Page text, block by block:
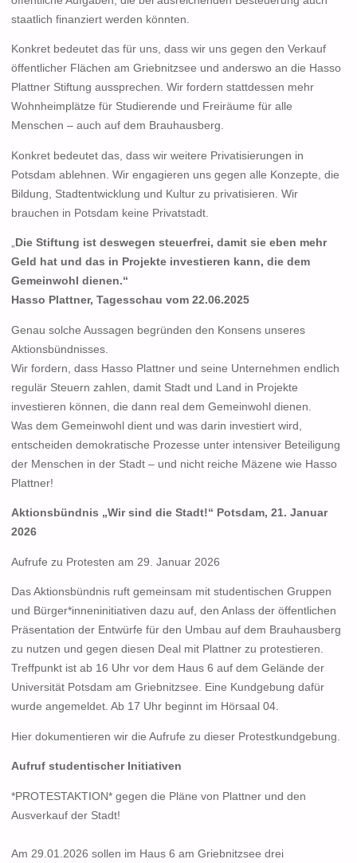
staatlich finanziert werden könnten.
Konkret bedeutet das für uns, dass wir uns gegen den Verkauf
öffentlicher Flächen am Griebnitzsee und anderswo an die Hasso
Plattner Stiftung aussprechen. Wir fordern stattdessen mehr
Wohnheimplätze für Studierende und Freiräume für alle
Menschen – auch auf dem Brauhausberg.
Konkret bedeutet das, dass wir weitere Privatisierungen in
Potsdam ablehnen. Wir engagieren uns gegen alle Konzepte, die
Bildung, Stadtentwicklung und Kultur zu privatisieren. Wir
brauchen in Potsdam keine Privatstadt.
„Die Stiftung ist deswegen steuerfrei, damit sie eben mehr
Geld hat und das in Projekte investieren kann, die dem
Gemeinwohl dienen.“
Hasso Plattner, Tagesschau vom 22.06.2025
Genau solche Aussagen begründen den Konsens unseres
Aktionsbündnisses.
Wir fordern, dass Hasso Plattner und seine Unternehmen endlich
regulär Steuern zahlen, damit Stadt und Land in Projekte
investieren können, die dann real dem Gemeinwohl dienen.
Was dem Gemeinwohl dient und was darin investiert wird,
entscheiden demokratische Prozesse unter intensiver Beteiligung
der Menschen in der Stadt – und nicht reiche Mäzene wie Hasso
Plattner!
Aktionsbündnis „Wir sind die Stadt!“ Potsdam, 21. Januar
2026
Aufrufe zu Protesten am 29. Januar 2026
Das Aktionsbündnis ruft gemeinsam mit studentischen Gruppen
und Bürger*inneninitiativen dazu auf, den Anlass der öffentlichen
Präsentation der Entwürfe für den Umbau auf dem Brauhausberg
zu nutzen und gegen diesen Deal mit Plattner zu protestieren.
Treffpunkt ist ab 16 Uhr vor dem Haus 6 auf dem Gelände der
Universität Potsdam am Griebnitzsee. Eine Kundgebung dafür
wurde angemeldet. Ab 17 Uhr beginnt im Hörsaal 04.
Hier dokumentieren wir die Aufrufe zu dieser Protestkundgebung.
Aufruf studentischer Initiativen
*PROTESTAKTION* gegen die Pläne von Plattner und den
Ausverkauf der Stadt!
Am 29.01.2026 sollen im Haus 6 am Griebnitzsee drei